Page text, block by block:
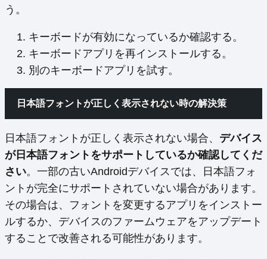
う。
キーボードが有効になっているか確認する。
キーボードアプリを再インストールする。
別のキーボードアプリを試す。
日本語フォントが正しく表示されない時の解決策
日本語フォントが正しく表示されない場合、 デバイス
が日本語フォントをサポートしているか確認してくだ
さい。一部の古いAndroidデバイスでは、日本語フォ
ントが完全にサポートされていない場合があります。
その場合は、フォントを変更するアプリをインストー
ルするか、デバイスのファームウェアをアップデート
することで改善される可能性があります。